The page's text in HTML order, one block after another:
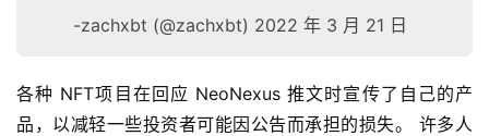
推
荐
-zachxbt (@zachxbt) 2022 年 3 月 21 日
各种 NFT项目在回应 NeoNexus 推文时宣传了自己的产
品，以减轻一些投资者可能因公告而承担的损失。 许多人